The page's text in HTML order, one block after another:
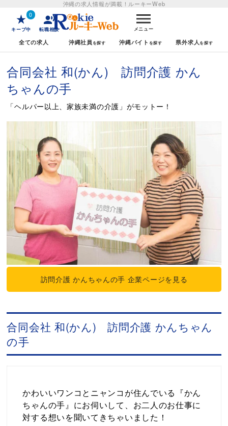
沖縄の求人情報が満載！ ルーキーWeb
0
キープ中 転職相談 メニュー
全ての求人 沖縄社員 沖縄バイト 県外求人
合同会社 和(かん) 訪問介護 かん
ちゃんの手
「ヘルパー以上、家族未満の介護」がモットー！
訪問介護 かんちゃんの手 企業ページを見る
合同会社 和(かん) 訪問介護 かんちゃん
の手
かわいいワンコとニャンコが住んでいる『かん
ちゃんの手』にお伺いして、お二人のお仕事に
対する想いを聞いてきちゃいました！